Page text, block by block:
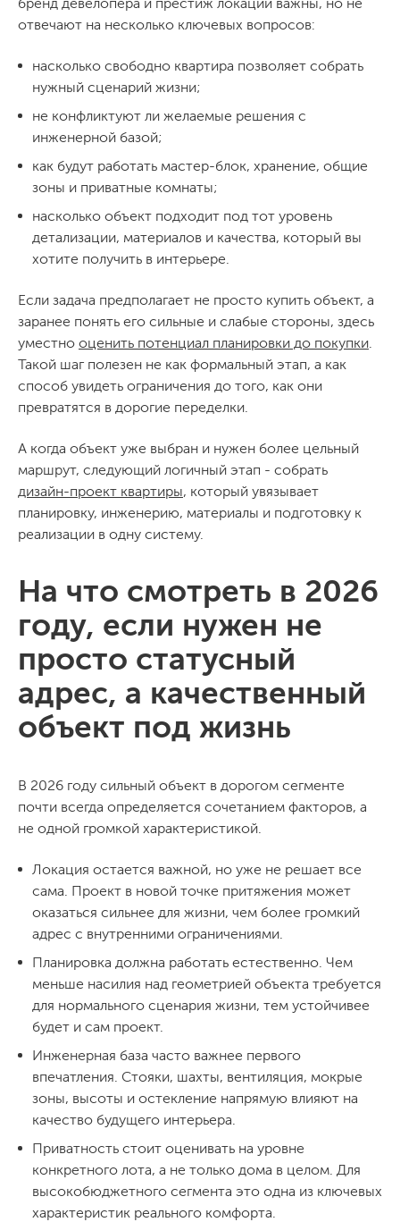
отвечают на несколько ключевых вопросов:
насколько свободно квартира позволяет собрать
нужный сценарий жизни;
не конфликтуют ли желаемые решения с
инженерной базой;
как будут работать мастер-блок, хранение, общие
зоны и приватные комнаты;
насколько объект подходит под тот уровень
детализации, материалов и качества, который вы
хотите получить в интерьере.
Если задача предполагает не просто купить объект, а
заранее понять его сильные и слабые стороны, здесь
уместно оценить потенциал планировки до покупки
Такой шаг полезен не как формальный этап, а как
способ увидеть ограничения до того, как они
превратятся в дорогие переделки.
А когда объект уже выбран и нужен более цельный
маршрут, следующий логичный этап - собрать
дизайн-проект квартиры, который увязывает
планировку, инженерию, материалы и подготовку к
реализации в одну систему.
На что смотреть в 2026
году, если нужен не
просто статусный
адрес, а качественный
объект под жизнь
В 2026 году сильный объект в дорогом сегменте
почти всегда определяется сочетанием факторов, а
не одной громкой характеристикой.
Локация остается важной, но уже не решает все
сама. Проект в новой точке притяжения может
оказаться сильнее для жизни, чем более громкий
адрес с внутренними ограничениями.
Планировка должна работать естественно. Чем
меньше насилия над геометрией объекта требуется
для нормального сценария жизни, тем устойчивее
будет и сам проект.
Инженерная база часто важнее первого
впечатления. Стояки, шахты, вентиляция, мокрые
зоны, высоты и остекление напрямую влияют на
качество будущего интерьера.
Приватность стоит оценивать на уровне
конкретного лота, а не только дома в целом. Для
высокобюджетного сегмента это одна из ключевых
характеристик реального комфорта.